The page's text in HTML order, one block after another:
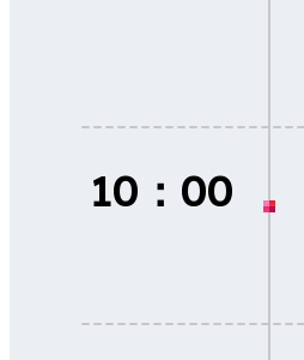
10：00